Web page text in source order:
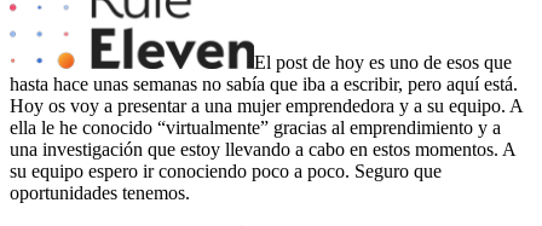
El post de hoy es uno de esos que
hasta hace unas semanas no sabía que iba a escribir, pero aquí está.
Hoy os voy a presentar a una mujer emprendedora y a su equipo. A
ella le he conocido “virtualmente” gracias al emprendimiento y a
una investigación que estoy llevando a cabo en estos momentos. A
su equipo espero ir conociendo poco a poco. Seguro que
oportunidades tenemos.